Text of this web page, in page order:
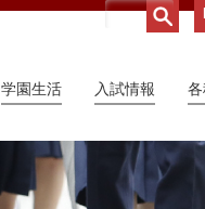
学園生活 入試情報 各